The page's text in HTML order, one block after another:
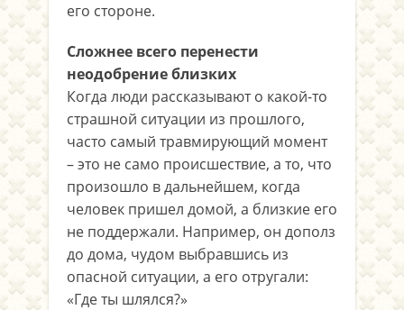
его стороне.
Сложнее всего перенести
неодобрение близких
Когда люди рассказывают о какой-то
страшной ситуации из прошлого,
часто самый травмирующий момент
– это не само происшествие, а то, что
произошло в дальнейшем, когда
человек пришел домой, а близкие его
не поддержали. Например, он дополз
до дома, чудом выбравшись из
опасной ситуации, а его отругали:
«Где ты шлялся?»